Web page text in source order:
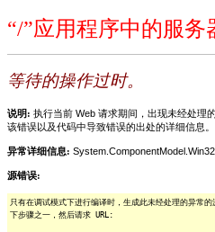
“/”应用程序中的服务
等待的操作过时。
说明: 执行当前 Web 请求期间，出现未经处理
该错误以及代码中导致错误的出处的详细信息。
异常详细信息:
源错误:
只有在调试模式下进行编译时，生成此未经处理的异常
下步骤之一，然后请求 URL: